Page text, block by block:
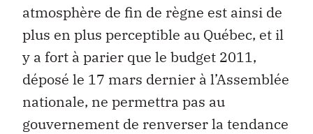
atmosphère de fin de règne est ainsi de
plus en plus perceptible au Québec, et il
y a fort à parier que le budget 2011,
déposé le 17 mars dernier à l’Assemblée
nationale, ne permettra pas au
gouvernement de renverser la tendance